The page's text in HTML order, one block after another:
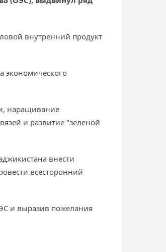
внутренний продукт
экономического
наращивание
и развитие "зеленой
внести
всесторонний
и выразив пожелания